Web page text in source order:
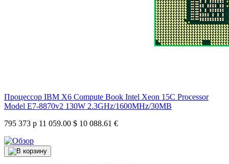
Процессор IBM X6 Compute Book Intel Xeon 15C Processor
Model E7-8870v2 130W 2.3GHz/1600MHz/30MB
795 373 р 11 059.00 $ 10 088.61 €